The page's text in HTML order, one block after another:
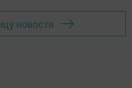
новости